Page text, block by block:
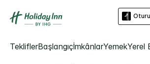
TekliflerBaşlangıçİmkânlarYemekYerel